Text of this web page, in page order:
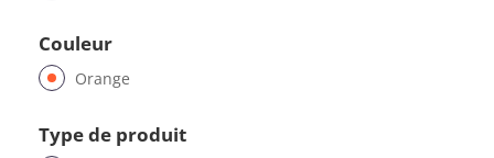
Couleur
Orange
Type de produit